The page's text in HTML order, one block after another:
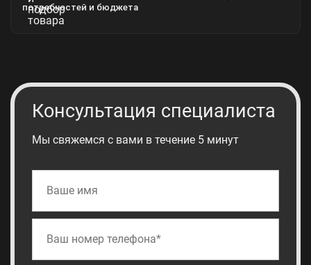
потребностей и бюджета
Консультация специалиста
Мы свяжемся с вами в течение 5 минут